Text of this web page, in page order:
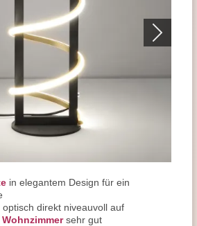
in elegantem Design für ein
direkt niveauvoll auf
Wohnzimmersehr gut